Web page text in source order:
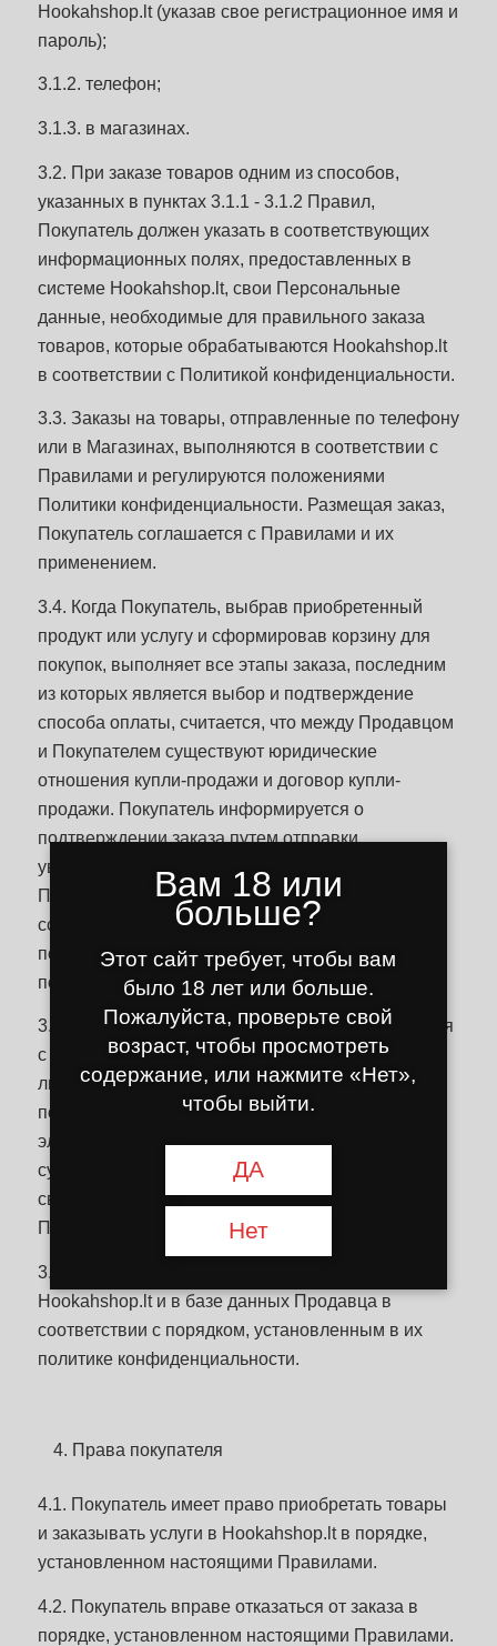
Hookahshop.lt (указав свое регистрационное имя и
пароль);
3.1.2. телефон;
3.1.3. в магазинах.
3.2. При заказе товаров одним из способов,
указанных в пунктах 3.1.1 - 3.1.2 Правил,
Покупатель должен указать в соответствующих
информационных полях, предоставленных в
системе Hookahshop.lt, свои Персональные
данные, необходимые для правильного заказа
товаров, которые обрабатываются Hookahshop.lt
в соответствии с Политикой конфиденциальности.
3.3. Заказы на товары, отправленные по телефону
или в Магазинах, выполняются в соответствии с
Правилами и регулируются положениями
Политики конфиденциальности. Размещая заказ,
Покупатель соглашается с Правилами и их
применением.
3.4. Когда Покупатель, выбрав приобретенный
продукт или услугу и сформировав корзину для
покупок, выполняет все этапы заказа, последним
из которых является выбор и подтверждение
способа оплаты, считается, что между Продавцом
и Покупателем существуют юридические
отношения купли-продажи и договор купли-
продажи. Покупатель информируется о
подтверждении заказа путем отправки
уведомления по электронной почте, указанной
Покупателем. Продавец отправляет Покупателю
ссылку на применимые Правила вместе с
подтверждением заказа на адрес электронной
почты, указанный Покупателем.
3.5. Утверждая Правила, Покупатель соглашается
с тем, что инструкция заказанного товара на
литовском языке должна быть предоставлена не
позднее, чем в момент доставки товара на адрес
электронной почты, указанный Покупателем. Вся
существенная информация о продукте и его
свойствах представлена в описании продукта
Продавца Hookahshop.lt.
3.6. Каждый заказ Покупателя хранится на
Hookahshop.lt и в базе данных Продавца в
соответствии с порядком, установленным в их
политике конфиденциальности.
Права покупателя
4.1. Покупатель имеет право приобретать товары
и заказывать услуги в Hookahshop.lt в порядке,
установленном настоящими Правилами.
4.2. Покупатель вправе отказаться от заказа в
порядке, установленном настоящими Правилами.
Вам 18 или
больше?
Этот сайт требует, чтобы вам
было 18 лет или больше.
Пожалуйста, проверьте свой
возраст, чтобы просмотреть
содержание, или нажмите «Нет»,
чтобы выйти.
ДА
Нет